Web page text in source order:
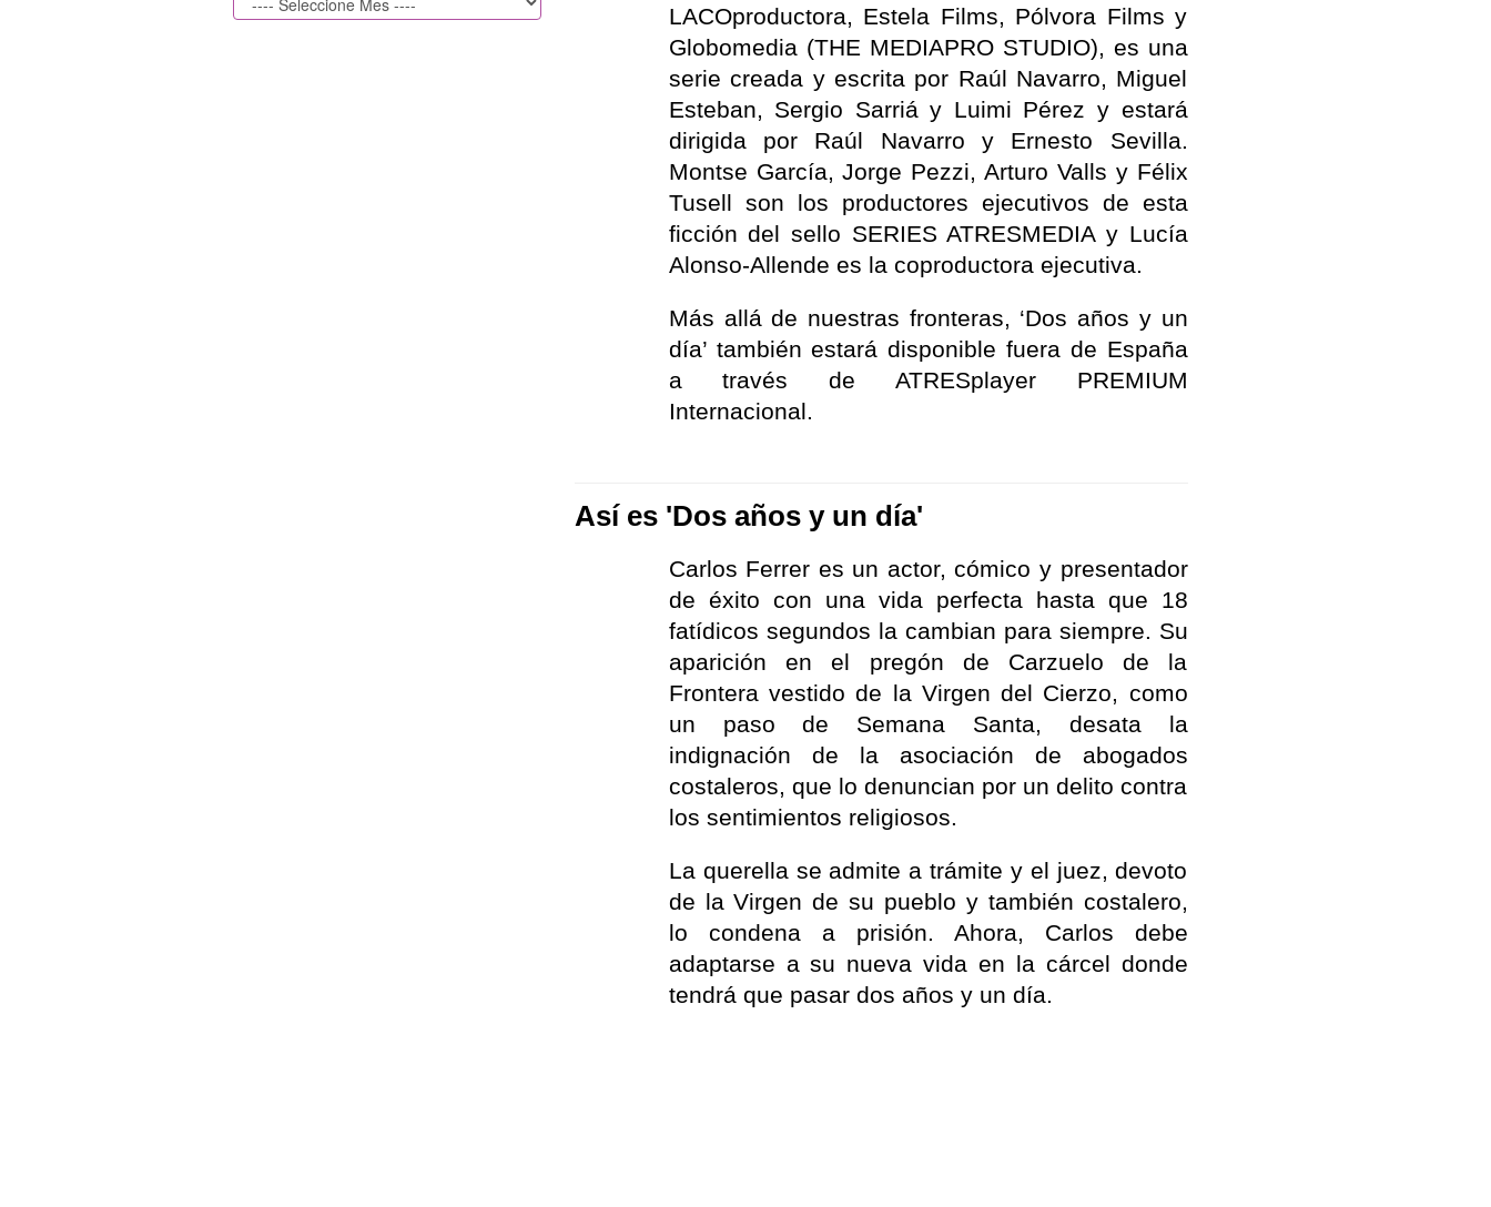
LACOproductora, Estela Films, Pólvora Films y
Globomedia (THE MEDIAPRO STUDIO), es una
serie creada y escrita por Raúl Navarro, Miguel
Esteban, Sergio Sarriá y Luimi Pérez y estará
dirigida por Raúl Navarro y Ernesto Sevilla.
Montse García, Jorge Pezzi, Arturo Valls y Félix
Tusell son los productores ejecutivos de esta
ficción del sello SERIES ATRESMEDIA y Lucía
Alonso-Allende es la coproductora ejecutiva.
Más allá de nuestras fronteras, ‘Dos años y un
día’ también estará disponible fuera de España
a través de ATRESplayer PREMIUM
Internacional.
Así es 'Dos años y un día'
Carlos Ferrer es un actor, cómico y presentador
de éxito con una vida perfecta hasta que 18
fatídicos segundos la cambian para siempre. Su
aparición en el pregón de Carzuelo de la
Frontera vestido de la Virgen del Cierzo, como
un paso de Semana Santa, desata la
indignación de la asociación de abogados
costaleros, que lo denuncian por un delito contra
los sentimientos religiosos.
La querella se admite a trámite y el juez, devoto
de la Virgen de su pueblo y también costalero,
lo condena a prisión. Ahora, Carlos debe
adaptarse a su nueva vida en la cárcel donde
tendrá que pasar dos años y un día.